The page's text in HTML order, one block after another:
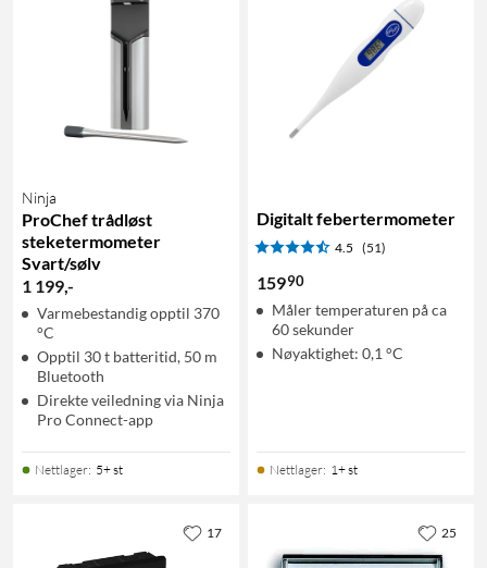
Ninja
ProChef trådløst
steketermometer
Svart/sølv
1 199,-
Varmebestandig opptil 370
°C
Opptil 30 t batteritid, 50 m
Bluetooth
Direkte veiledning via Ninja
Pro Connect-app
Nettlager: 5+ st
Digitalt febertermometer
4.5 (51)
15990
Måler temperaturen på ca
60 sekunder
Nøyaktighet: 0,1 °C
Nettlager: 1+ st
17 25